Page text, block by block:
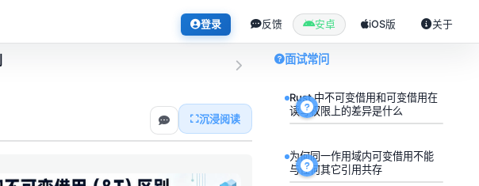
登录 反馈 安卓 iOS版 关于
沉浸阅读
面试常问
Rust 中不可变借用和可变借用在
读写权限上的差异是什么
为何同一作用域内可变借用不能
与任何其它引用共存